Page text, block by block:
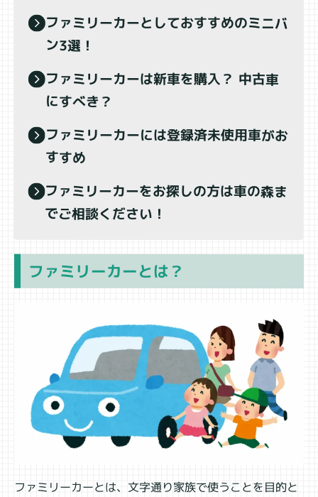
ファミリーカーとしておすすめのミニバ
ン3選！
ファミリーカーは新車を購入？ 中古車
にすべき？
ファミリーカーには登録済未使用車がお
すすめ
ファミリーカーをお探しの方は車の森ま
でご相談ください！
ファミリーカーとは？
ファミリーカーとは、文字通り家族で使うことを目的と